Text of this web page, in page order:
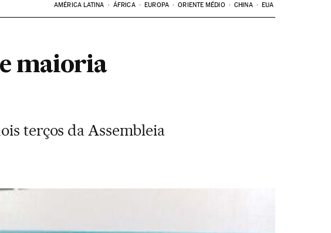
AMÉRICA LATINA ÁFRICA EUROPA ORIENTE MÉDIO CHINA EUA
maioria
terços da Assembleia